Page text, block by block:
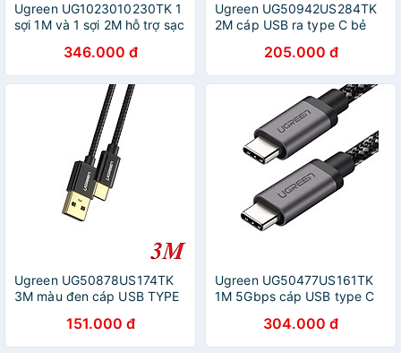
Ugreen UG1023010230TK 1
sợi 1M và 1 sợi 2M hỗ trợ sạc
đen cáp USB type C đầu
nhôm chống nhiễu - HÀNG
CHÍNH HÃNG
346.000 đ
Ugreen UG50942US284TK
2M cáp USB ra type C bẻ
2.0 3.0 - HÀNG CHÍNH
HÃNG
205.000 đ
Ugreen UG50878US174TK
3M màu đen cáp USB TYPE
vàng 24K - HÀNG CHÍNH
HÃNG
151.000 đ
Ugreen UG50477US161TK
1M 5Gbps cáp USB type C
nhanh chuẩn PD 3A màu
đen - HÀNG CHÍNH HÃNG
304.000 đ